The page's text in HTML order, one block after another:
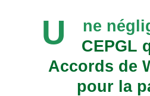
U
ne
CEPGL
Accords de
pour la